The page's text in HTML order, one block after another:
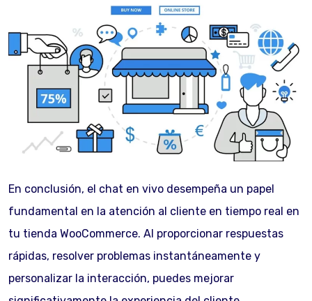
En conclusión, el chat en vivo desempeña un papel
fundamental en la atención al cliente en tiempo real en
tu tienda WooCommerce. Al proporcionar respuestas
rápidas, resolver problemas instantáneamente y
personalizar la interacción, puedes mejorar